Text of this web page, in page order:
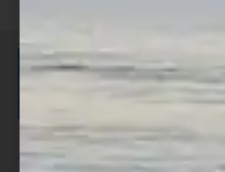
ISCRIVITI E
Per ogni acquisto